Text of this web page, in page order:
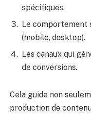
spécifiques.
Le
(mobile, desktop).
Les canaux qui
de conversions.
Cela guide non
production de